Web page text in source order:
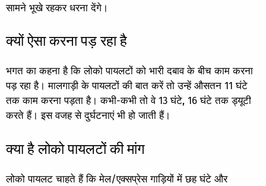
सामने भूखे रहकर धरना देंगे।
क्यों ऐसा करना पड़ रहा है
भगत का कहना है कि लोको पायलटों को भारी दबाव के बीच काम करना
पड़ रहा है। मालगाड़ी के पायलटों की बात करें तो उन्हें औसतन 11 घंटे
तक काम करना पड़ता है। कभी-कभी तो वे 13 घंटे, 16 घंटे तक ड्यूटी
करते हैं। इस वजह से दुर्घटनाएं भी हो जाती हैं।
क्या है लोको पायलटों की मांग
लोको पायलट चाहते हैं कि मेल/एक्सप्रेस गाड़ियों में छह घंटे और